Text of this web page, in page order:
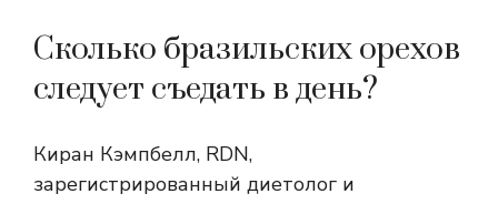
Сколько бразильских орехов
следует съедать в день?
Киран Кэмпбелл, RDN,
зарегистрированный диетолог и